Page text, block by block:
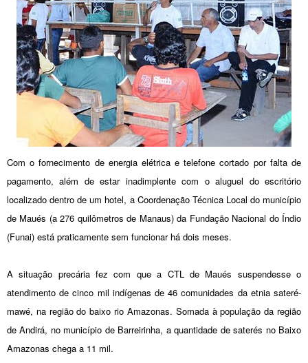
Com o fornecimento de energia elétrica e telefone cortado por falta de
pagamento, além de estar inadimplente com o aluguel do escritório
localizado dentro de um hotel, a Coordenação Técnica Local do município
de Maués (a 276 quilômetros de Manaus) da Fundação Nacional do Índio
(Funai) está praticamente sem funcionar há dois meses.
A situação precária fez com que a CTL de Maués suspendesse o
atendimento de cinco mil indígenas de 46 comunidades da etnia sateré-
mawé, na região do baixo rio Amazonas. Somada à população da região
de Andirá, no município de Barreirinha, a quantidade de saterés no Baixo
Amazonas chega a 11 mil.